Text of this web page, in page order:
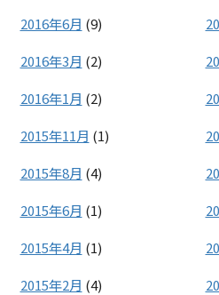
2016年6月 (9)
2016年3月 (2)
2016年1月 (2)
2015年11月 (1)
2015年8月 (4)
2015年6月 (1)
2015年4月 (1)
2015年2月 (4)